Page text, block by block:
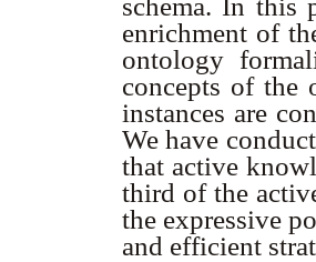
enrichment of
ontology
concepts of the
instances are
We have
that active
third of the
the expressive
and efficient